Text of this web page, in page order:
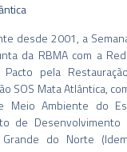
desde 2001, a
da RBMA com a
Pacto pela
SOS Mata Atlântica,
Meio Ambiente do
de
do Norte